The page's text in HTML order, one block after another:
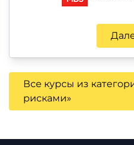
Все курсы из
рисками»